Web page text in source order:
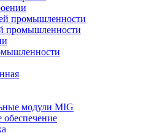
промышленности
промышленности
модули MIG